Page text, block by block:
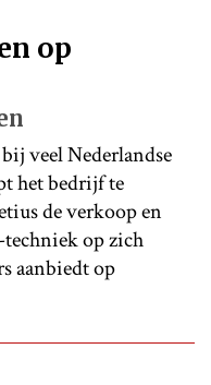
op
veel Nederlandse
het bedrijf te
de verkoop en
op zich
aanbiedt op